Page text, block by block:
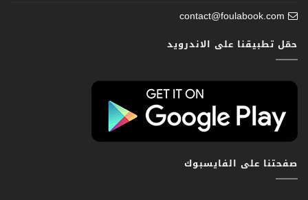
contact@foulabook.com
حمّل تطبيقنا على الاندرويد
صفحتنا على الفايسبوك